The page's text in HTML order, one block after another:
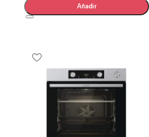
Añadir